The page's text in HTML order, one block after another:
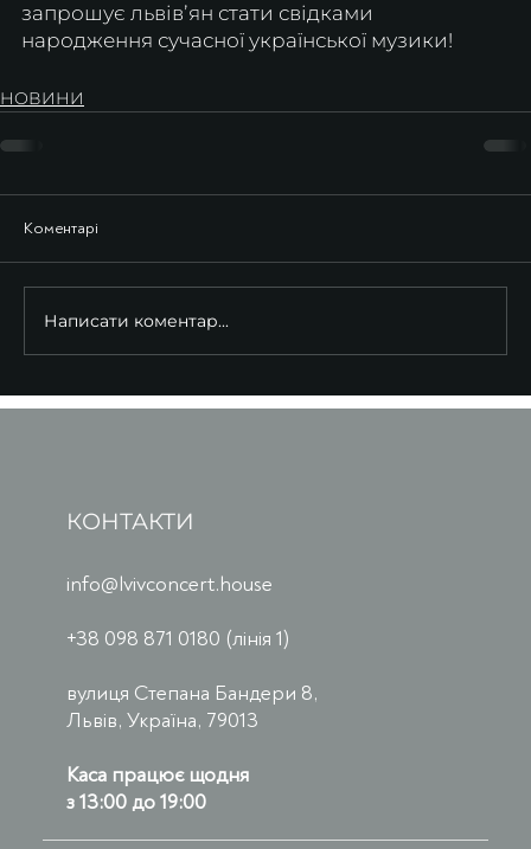
запрошує львівʼян стати свідками
народження сучасної української музики!
НОВИНИ
Коментарі
Написати коментар...
КОНТАКТИ
info@lvivconcert.house
+38 098 871 0180 (лінія 1)
вулиця Степана Бандери 8,
Львів, Україна, 79013
Каса працює щодня
з 13:00 до 19:00